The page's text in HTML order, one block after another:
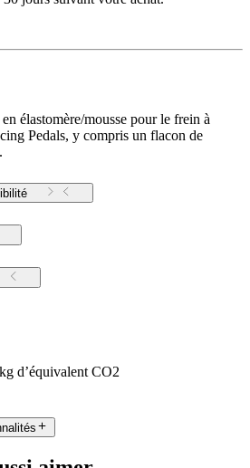
élastomère/mousse pour le frein à
Pedals, y compris un flacon de
d’équivalent CO2